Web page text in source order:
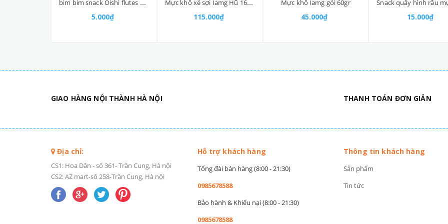
bim bim snack Oishi flutes 5k gói nhỡ (25-:-35)g
5.000₫
Mực khô xé sợi Iamg Hũ 165gr
115.000₫
Mực khô Iamg gói 60gr
45.000₫ 15.000₫
GIAO HÀNG NỘI THÀNH HÀ NỘI THANH TOÁN ĐƠN GIẢN
Địa chỉ:
CS1: Hoa Dân - số 361- Trần Cung, Hà nội
CS2: AZ mart-số 258-Trần Cung, Hà nội
Hỗ trợ khách hàng
Tổng đài bán hàng (8:00 - 21:30)
0985678588
Bảo hành & Khiếu nại (8:00 - 21:30)
0985678588
Thông tin khách hàng
Sản phẩm
Tin tức